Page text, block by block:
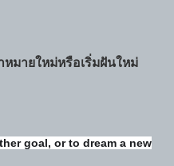
มายใหม่หรือเริ่มฝันใหม่
goal, or to dream a new